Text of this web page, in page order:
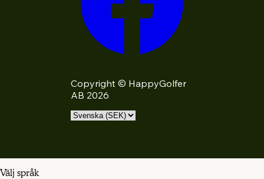
Copyright © HappyGolfer
AB 2026
Välj språk